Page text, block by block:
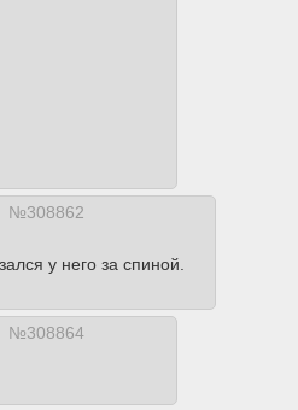
№308862
у него за спиной.
№308864